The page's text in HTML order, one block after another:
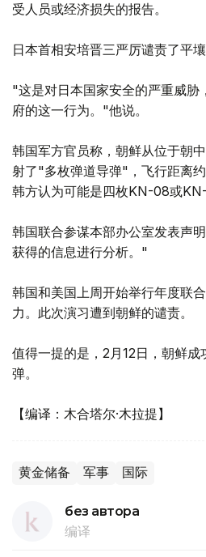
受人员或经济损失的报告。
日本首相安培晋三严厉谴责了平壤
"这是对日本国家安全的严重威胁
府的这一行为。"他说。
韩国军方官员称，朝鲜从位于朝
射了"多枚弹道导弹"，飞行距离
韩方认为可能是四枚KN-08或KN-
韩国联合参谋本部办公室发表声
获得的信息进行分析。"
韩国和美国上周开始举行年度联
力。此次演习遭到朝鲜的谴责。
值得一提的是，2月12日，朝鲜
弹。
【编译：木合塔尔·木拉提】
黄金储备 军事 国际
без автора
编译